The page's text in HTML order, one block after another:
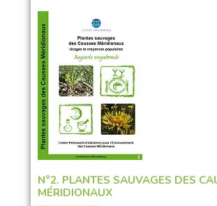
N°2. PLANTES SAUVAGES DES
MÉRIDIONAUX